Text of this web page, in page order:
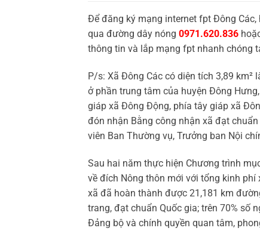
Để đăng ký mạng internet fpt Đông
qua đường dây nóng 0971.620.836
thông tin và lắp mạng fpt nhanh chóng
P/s: Xã Đông Các có diện tích 3,89
ở phần trung tâm của huyện Đông
giáp xã Đông Động, phía tây giáp xã
đón nhận Bằng công nhận xã đạt
viên Ban Thường vụ, Trưởng ban Nội
Sau hai năm thực hiện Chương trình
về đích Nông thôn mới với tổng kinh
xã đã hoàn thành được 21,181 km
trang, đạt chuẩn Quốc gia; trên 70% số
Đảng bộ và chính quyền quan tâm,